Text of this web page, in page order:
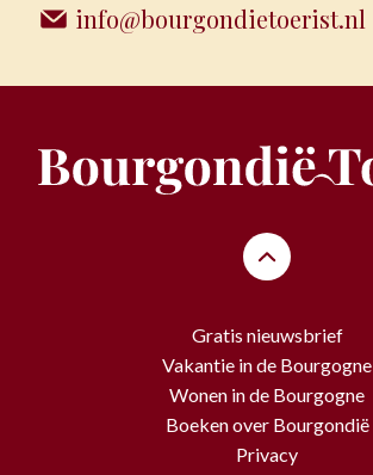
info@bourgondietoerist.nl
Gratis nieuwsbrief
Vakantie in de Bourgogne
Wonen in de Bourgogne
Boeken over Bourgondië
Privacy